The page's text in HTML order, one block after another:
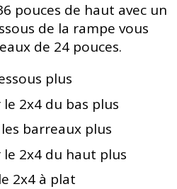
pouces de haut avec un
de la rampe vous
de 24 pouces.
plus
2x4 du bas plus
barreaux plus
2x4 du haut plus
2x4 à plat